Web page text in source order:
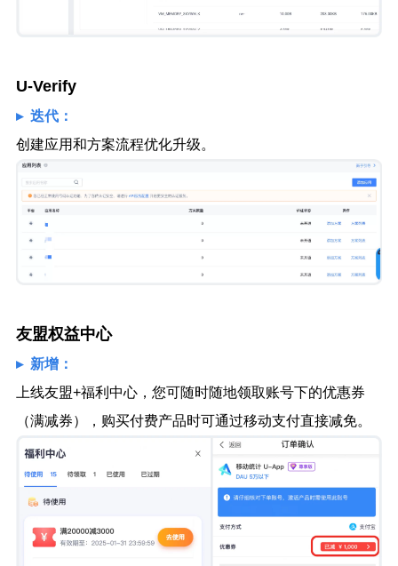
U-Verify
▸ 迭代：
创建应用和方案流程优化升级。
友盟权益中心
▸ 新增：
上线友盟+福利中心，您可随时随地领取账号下的优惠券
（满减券），购买付费产品时可通过移动支付直接减免。